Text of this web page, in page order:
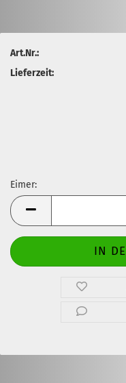
Art.Nr.:
Lieferzeit:
Eimer:
Eimer